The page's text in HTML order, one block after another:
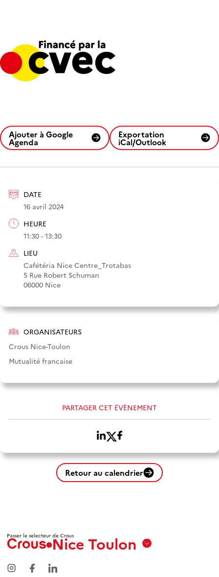
DATE
16 avril 2024
HEURE
11:30 - 13:30
LIEU
Cafétéria Nice Centre_Trotabas
5 Rue Robert Schuman
06000 Nice
ORGANISATEURS
Crous Nice-Toulon
Mutualité francaise
PARTAGER CET ÉVÈNEMENT
Ajouter à Google
Agenda
Exportation
iCal/Outlook
Retour au calendrier
Passer le selecteur de CrousNice Toulon
Marseille